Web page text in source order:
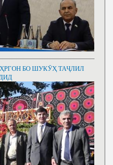
БО ШУКӮҲ ТАҶЛИЛ